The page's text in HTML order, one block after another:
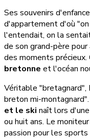
Ses souvenirs
d'appartement d'où
l'entendait, on la
de son grand-père
des moments
bretonne et l'océan
Véritable "bretagnard",
breton mi-
et le ski naît lors
ou huit ans. Le
passion pour les